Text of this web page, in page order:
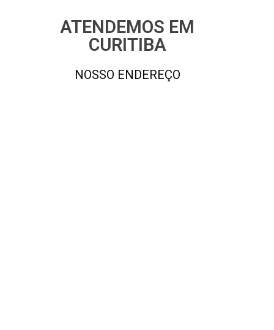
ATENDEMOS EM
CURITIBA
NOSSO ENDEREÇO